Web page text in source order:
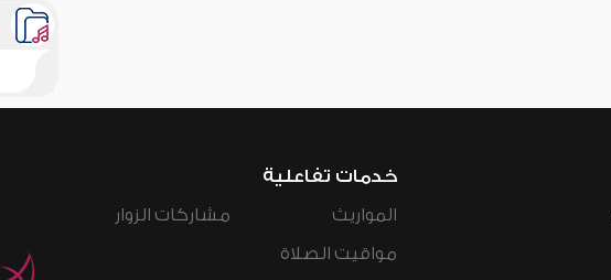
خدمات تفاعلية
المواريث
مواقيت الصلاة
مشاركات الزوار